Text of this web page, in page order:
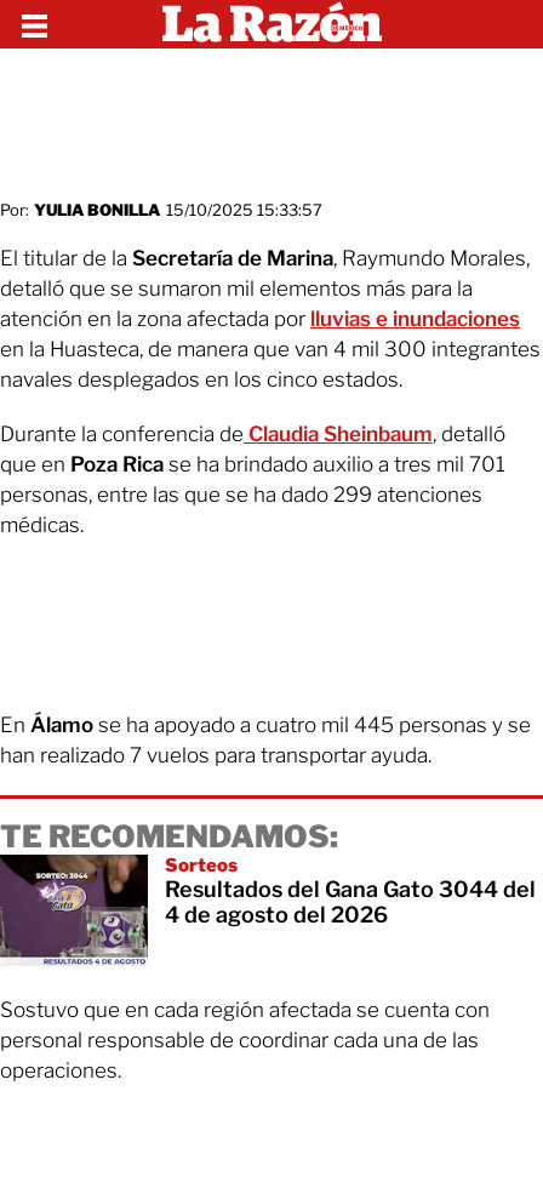
Por: YULIA BONILLA 15/10/2025 15:33:57
El titular de la Secretaría de Marina, Raymundo Morales,
detalló que se sumaron mil elementos más para la
atención en la zona afectada por lluvias e inundaciones
en la Huasteca, de manera que van 4 mil 300 integrantes
navales desplegados en los cinco estados.
Durante la conferencia de Claudia Sheinbaum, detalló
que en Poza Rica se ha brindado auxilio a tres mil 701
personas, entre las que se ha dado 299 atenciones
médicas.
En Álamo se ha apoyado a cuatro mil 445 personas y se
han realizado 7 vuelos para transportar ayuda.
TE RECOMENDAMOS:
Sorteos
Resultados del Gana Gato 3044 del
4 de agosto del 2026
Sostuvo que en cada región afectada se cuenta con
personal responsable de coordinar cada una de las
operaciones.